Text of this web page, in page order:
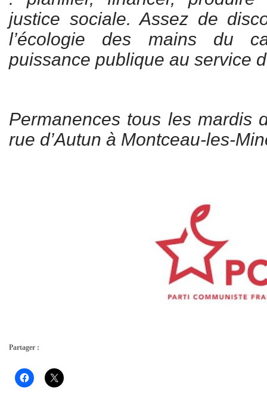
justice sociale. Assez de
l’écologie des mains du
puissance publique au service
Permanences tous les mardis
rue d’Autun à Montceau-les-
Partager :
Cliquez
pour
Cliquer
pour